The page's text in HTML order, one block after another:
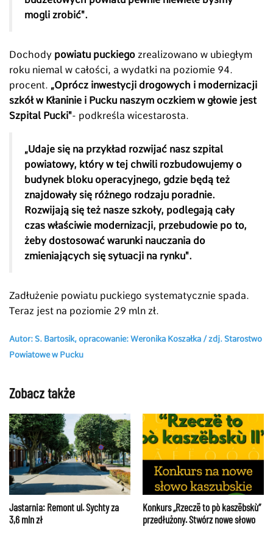
mogli zrobić".
Dochody powiatu puckiego zrealizowano w ubiegłym
roku niemal w całości, a wydatki na poziomie 94.
procent. „Oprócz inwestycji drogowych i modernizacji
szkół w Kłaninie i Pucku naszym oczkiem w głowie jest
Szpital Pucki"- podkreśla wicestarosta.
„Udaje się na przykład rozwijać nasz szpital
powiatowy, który w tej chwili rozbudowujemy o
budynek bloku operacyjnego, gdzie będą też
znajdowały się różnego rodzaju poradnie.
Rozwijają się też nasze szkoły, podlegają cały
czas właściwie modernizacji, przebudowie po to,
żeby dostosować warunki nauczania do
zmieniających się sytuacji na rynku".
Zadłużenie powiatu puckiego systematycznie spada.
Teraz jest na poziomie 29 mln zł.
Autor: S. Bartosik, opracowanie: Weronika Koszałka / zdj. Starostwo
Powiatowe w Pucku
Zobacz także
Jastarnia: Remont ul. Sychty za
3,6 mln zł
Konkurs „Rzeczë to pò kaszëbskù”
przedłużony. Stwórz nowe słowo